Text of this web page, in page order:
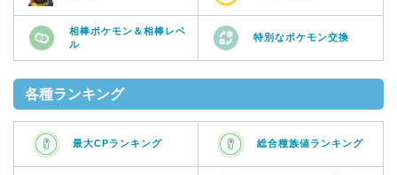
相棒ポケモン＆相棒レベ
ル
特別なポケモン交換
各種ランキング
最大CPランキング 総合種族値ランキング